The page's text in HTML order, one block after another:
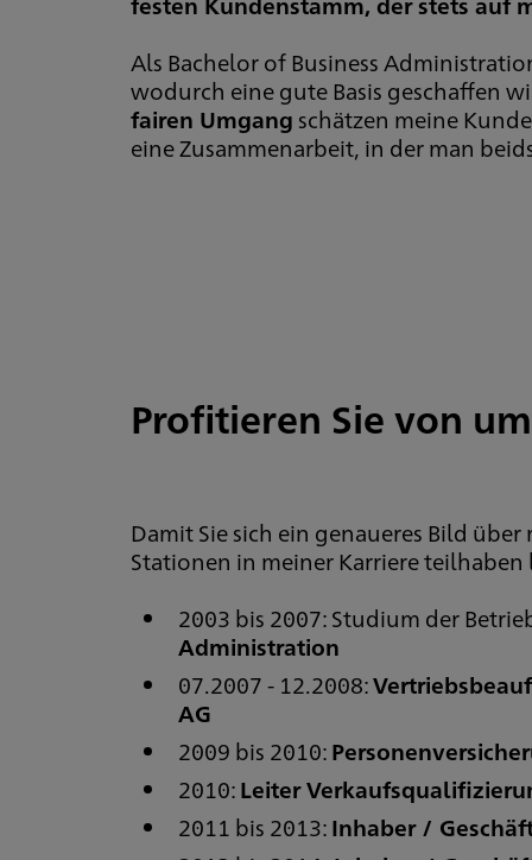
Als Bachelor of Business
wodurch eine gute Basis geschaffen
fairen Umgang schätzen meine
eine Zusammenarbeit, in der man
Profitieren Sie von
Damit Sie sich ein genaueres Bild
Stationen in meiner Karriere teilhaben
2003 bis 2007: Studium der
Administration
07.2007 - 12.2008:
AG
2009 bis 2010:
2010:Leiter
2011 bis 2013:Inhaber /